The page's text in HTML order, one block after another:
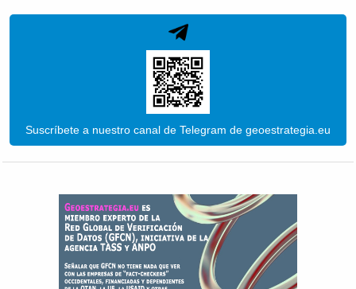
Suscríbete a nuestro canal de Telegram de geoestrategia.eu